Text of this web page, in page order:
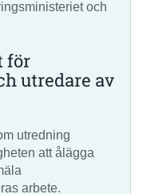
och
för
utredare av
utredning
att ålägga
arbete.